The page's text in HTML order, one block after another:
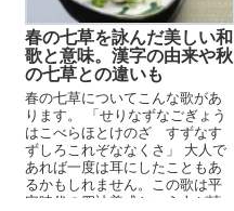
春の七草を詠んだ美しい和
歌と意味。漢字の由来や秋
の七草との違いも
春の七草についてこんな歌があ
ります。 「せりなずなごぎょう
はこべらほとけのざ すずなす
ずしろこれぞななくさ」 大人で
あれば一度は耳にしたこともあ
るかもしれません。この歌は平
安時代の四辻善成という人が読